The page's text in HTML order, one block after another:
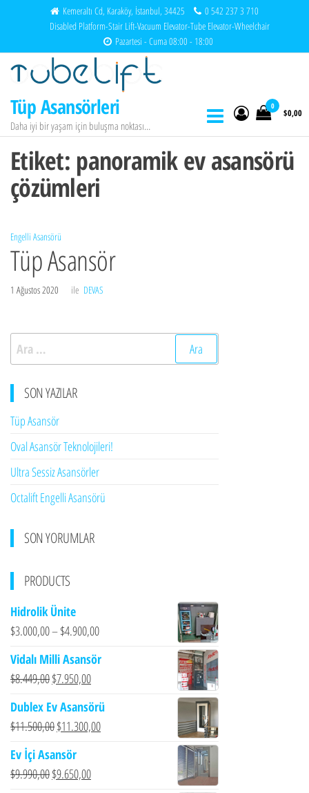
Kemeraltı Cd, Karaköy, İstanbul, 34425
0 542 237 3 710
Disabled Platform-Stair Lift-Vacuum Elevator-Tube Elevator-Wheelchair
Pazartesi - Cuma 08:00 - 18:00
Tüp Asansörleri
Daha iyi bir yaşam için buluşma noktası…
0
$0,00
Etiket: panoramik ev asansörü
çözümleri
Engelli Asansörü
Tüp Asansör
1 Ağustos 2020 ile DEVAS
Arama:
SON YAZILAR
Tüp Asansör
Oval Asansör Teknolojileri!
Ultra Sessiz Asansörler
Octalift Engelli Asansörü
SON YORUMLAR
PRODUCTS
Hidrolik Ünite
$3.000,00–$4.900,00
Vidalı Milli Asansör
$8.449,00Orijinal
$8.449,00.
$7.950,00Şu
fiyat:
$7.950,00.
Dublex Ev Asansörü
$11.500,00Orijinal
$11.500,00.
$11.300,00Şu
Ev İçi Asansör
$9.990,00Orijinal
$9.650,00Şu